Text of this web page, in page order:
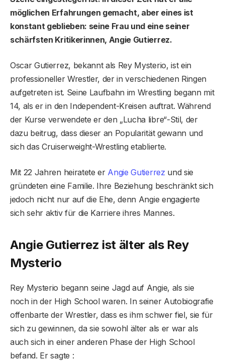
möglichen Erfahrungen gemacht, aber eines ist
konstant geblieben: seine Frau und eine seiner
schärfsten Kritikerinnen, Angie Gutierrez.
Oscar Gutierrez, bekannt als Rey Mysterio, ist ein
professioneller Wrestler, der in verschiedenen Ringen
aufgetreten ist. Seine Laufbahn im Wrestling begann mit
14, als er in den Independent-Kreisen auftrat. Während
der Kurse verwendete er den „Lucha libre“-Stil, der
dazu beitrug, dass dieser an Popularität gewann und
sich das Cruiserweight-Wrestling etablierte.
Mit 22 Jahren heiratete er Angie Gutierrez und sie
gründeten eine Familie. Ihre Beziehung beschränkt sich
jedoch nicht nur auf die Ehe, denn Angie engagierte
sich sehr aktiv für die Karriere ihres Mannes.
Angie Gutierrez ist älter als Rey
Mysterio
Rey Mysterio begann seine Jagd auf Angie, als sie
noch in der High School waren. In seiner Autobiografie
offenbarte der Wrestler, dass es ihm schwer fiel, sie für
sich zu gewinnen, da sie sowohl älter als er war als
auch sich in einer anderen Phase der High School
befand. Er sagte :